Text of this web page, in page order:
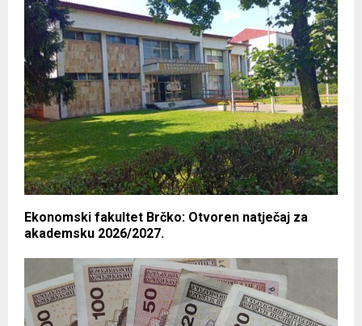
Ekonomski fakultet Brčko: Otvoren natječaj za
akademsku 2026/2027.